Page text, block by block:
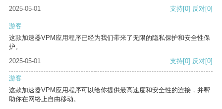
2025-05-01
支持[0] 反对[0]
游客
这款加速器VPM应用程序已经为我们带来了无限的隐私保护和安全性保
护。
2025-05-01
支持[0] 反对[0]
游客
这款加速器VPM应用程序可以给你提供最高速度和安全性的连接，并帮
助你在网络上自由移动。